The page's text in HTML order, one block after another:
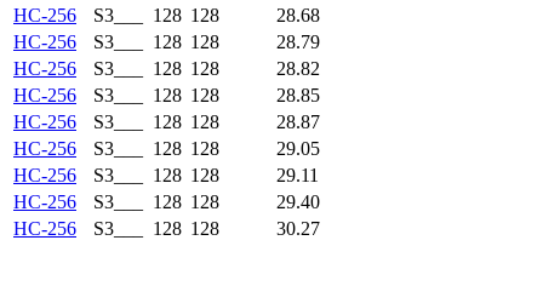
HC-256
S3___ 128 128
28.68
HC-256
S3___ 128 128
28.79
HC-256
S3___ 128 128
28.82
HC-256
S3___ 128 128
28.85
HC-256
S3___ 128 128
28.87
HC-256
S3___ 128 128
29.05
HC-256
S3___ 128 128
29.11
HC-256
S3___ 128 128
29.40
HC-256
S3___ 128 128 30.27